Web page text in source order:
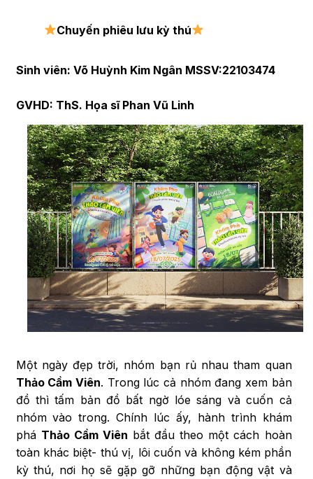
Chuyến phiêu lưu kỳ thú
Sinh viên: Võ Huỳnh Kim Ngân MSSV:22103474
GVHD: ThS. Họa sĩ Phan Vũ Linh
Một ngày đẹp trời, nhóm bạn rủ nhau tham quan
Thảo Cầm Viên. Trong lúc cả nhóm đang xem bản
đồ thì tấm bản đồ bất ngờ lóe sáng và cuốn cả
nhóm vào trong. Chính lúc ấy, hành trình khám
phá Thảo Cầm Viên bắt đầu theo một cách hoàn
toàn khác biệt- thú vị, lôi cuốn và không kém phần
kỳ thú, nơi họ sẽ gặp gỡ những bạn động vật và